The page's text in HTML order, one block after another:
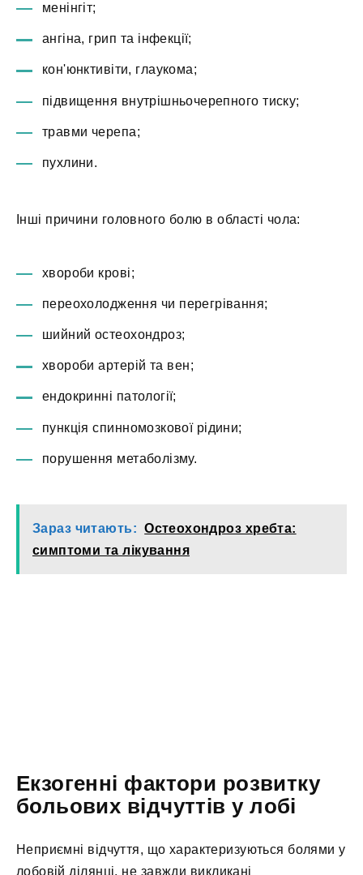
менінгіт;
ангіна, грип та інфекції;
кон'юнктивіти, глаукома;
підвищення внутрішньочерепного тиску;
травми черепа;
пухлини.
Інші причини головного болю в області чола:
хвороби крові;
переохолодження чи перегрівання;
шийний остеохондроз;
хвороби артерій та вен;
ендокринні патології;
пункція спинномозкової рідини;
порушення метаболізму.
Зараз читають: Остеохондроз хребта:
симптоми та лікування
Екзогенні фактори розвитку
больових відчуттів у лобі
Неприємні відчуття, що характеризуються болями у
лобовій ділянці, не завжди викликані